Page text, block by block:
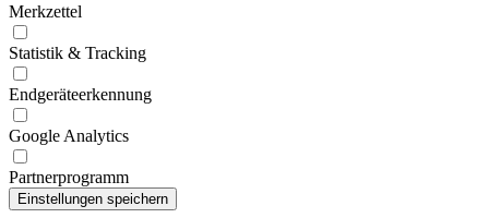
Merkzettel
Statistik & Tracking
Endgeräteerkennung
Google Analytics
Partnerprogramm